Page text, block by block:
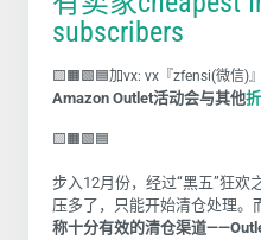
subscribers
🟨🟧🟩🟦加vx: vx『zfensi(微信)』
Amazon Outlet活动会与其他
🟨🟧🟩🟦
步入12月份，经过“黑五”狂欢
压多了，只能开始清仓处理。
称十分有效的清仓渠道